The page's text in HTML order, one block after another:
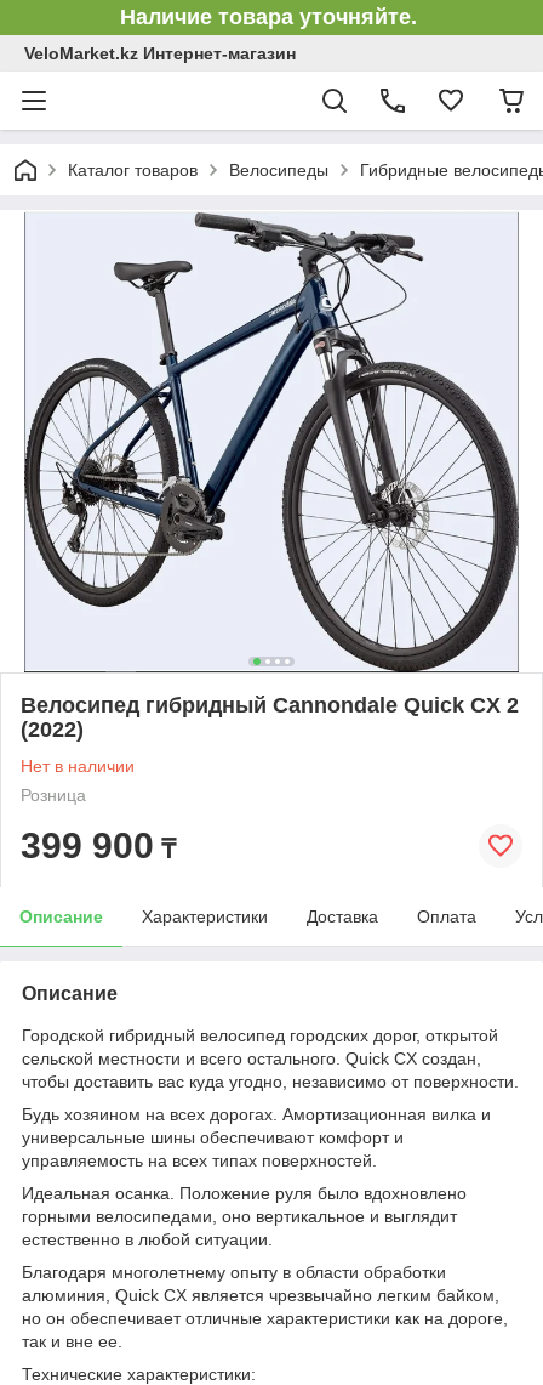
Наличие товара уточняйте.
VeloMarket.kz Интернет-магазин
Каталог товаров Велосипеды Гибридные
Велосипед гибридный Cannondale Quick CX 2
(2022)
Нет в наличии
Розница
399 900 ₸
Описание Характеристики Доставка Оплата
Описание
Городской гибридный велосипед городских дорог, открытой
сельской местности и всего остального. Quick CX создан,
чтобы доставить вас куда угодно, независимо от поверхности.
Будь хозяином на всех дорогах. Амортизационная вилка и
универсальные шины обеспечивают комфорт и
управляемость на всех типах поверхностей.
Идеальная осанка. Положение руля было вдохновлено
горными велосипедами, оно вертикальное и выглядит
естественно в любой ситуации.
Благодаря многолетнему опыту в области обработки
алюминия, Quick CX является чрезвычайно легким байком,
но он обеспечивает отличные характеристики как на дороге,
так и вне ее.
Технические характеристики: